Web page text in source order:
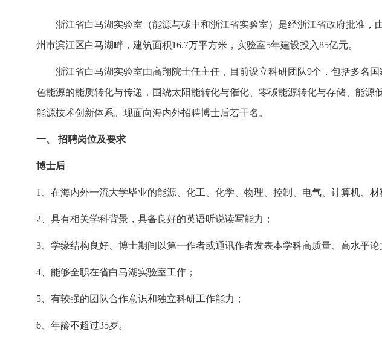
浙江省白马湖实验室（能源与碳中和浙江省实验室）是经浙江省政府批准
州市滨江区白马湖畔，建筑面积16.7万平方米，实验室5年建设投入85亿元。
浙江省白马湖实验室由高翔院士任主任，目前设立科研团队9个，包括多名
色能源的能质转化与传递，围绕太阳能转化与催化、零碳能源转化与存储、能
能源技术创新体系。现面向海内外招聘博士后若干名。
一、 招聘岗位及要求
博士后
1、 在海内外一流大学毕业的能源、化工、化学、物理、控制、电气、计算机、
2 具有相关学科背景，具备良好的英语听说读写能力；
3 学缘结构良好、 博士期间 以第一作者或通讯作者发表本学科高质量、高水平论
4、能够全职在省白马湖实验室工作；
5 有较强的团队合作意识和独立科研工作能力 ；
6、年龄不超过35岁。